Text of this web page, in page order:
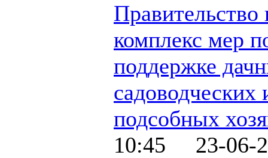
Правительство
комплекс мер
поддержке
садоводческих
подсобных
10:45 23-06-